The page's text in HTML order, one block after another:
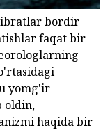
ibratlar bordir
faqat bir
yomg'ir
oldin,
haqida bir